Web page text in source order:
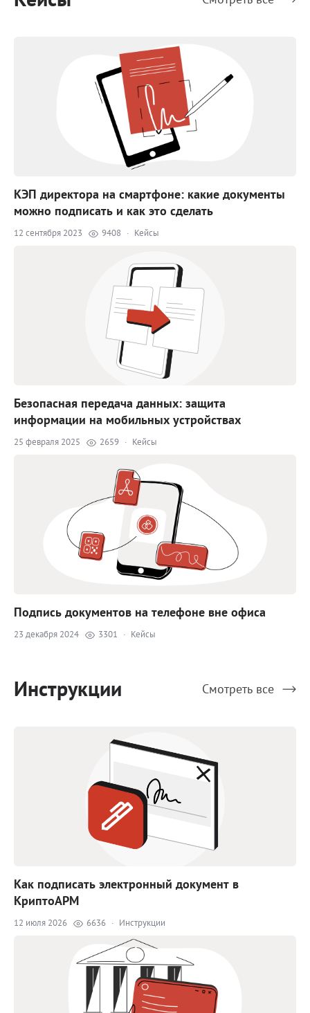
КЭП директора на смартфоне: какие документы
можно подписать и как это сделать
12 сентября 2023 9408 · Кейсы
Безопасная передача данных: защита
информации на мобильных устройствах
25 февраля 2025 2659 · Кейсы
Подпись документов на телефоне вне офиса
23 декабря 2024 3301 · Кейсы
Инструкции Смотреть все
Как подписать электронный документ в
КриптоАРМ
12 июля 2026 6636 · Инструкции